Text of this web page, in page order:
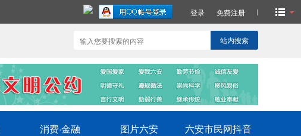
登录 免费注册
站内搜索
消费·金融 图片六安 六安市民网抖音